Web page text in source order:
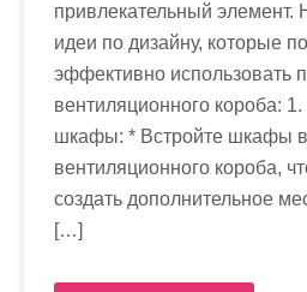
привлекательный
идеи по дизайну, которые
эффективно использовать
вентиляционного короба:
шкафы: * Встройте шкафы
вентиляционного короба,
создать дополнительное
[…]